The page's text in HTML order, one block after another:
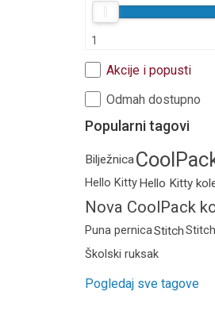
Poklon i party program
Torbe i pernice
Edukativni program
1
Akcije i popusti
Odmah dostupno
Popularni tagovi
Bilježnica
Hello KittyHello Kitty
Nova CoolPack
2026.
Puna pernicaStitch
Školski ruksak
Pogledaj sve tagove